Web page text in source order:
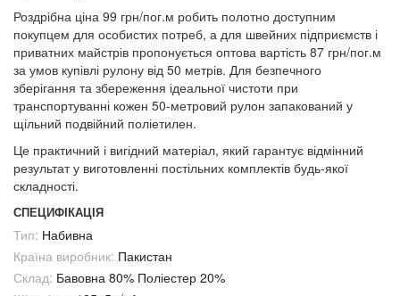
Роздрібна ціна 99 грн/пог.м робить полотно доступним
покупцем для особистих потреб, а для швейних підприємств і
приватних майстрів пропонується оптова вартість 87 грн/пог.м
за умов купівлі рулону від 50 метрів. Для безпечного
зберігання та збереження ідеальної чистоти при
транспортуванні кожен 50-метровий рулон запакований у
щільний подвійний поліетилен.
Це практичний і вигідний матеріал, який гарантує відмінний
результат у виготовленні постільних комплектів будь-якої
складності.
СПЕЦИФІКАЦІЯ
Тип: Набивна
Країна виробник: Пакистан
Склад: Бавовна 80% Поліестер 20%